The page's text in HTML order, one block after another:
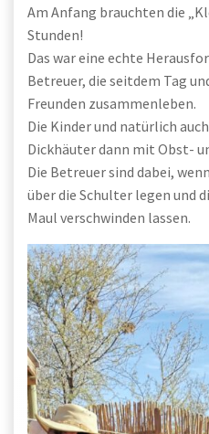
Am Anfang brauchten die
Stunden!
Das war eine echte
Betreuer, die seitdem Tag
Freunden zusammenleben.
Die Kinder und natürlich
Dickhäuter dann mit Obst-
Die Betreuer sind dabei,
über die Schulter legen und
Maul verschwinden lassen.